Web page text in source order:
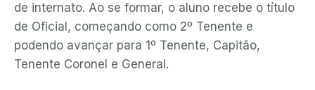
de internato. Ao se formar, o aluno recebe o título
de Oficial, começando como 2º Tenente e
podendo avançar para 1º Tenente, Capitão,
Tenente Coronel e General.